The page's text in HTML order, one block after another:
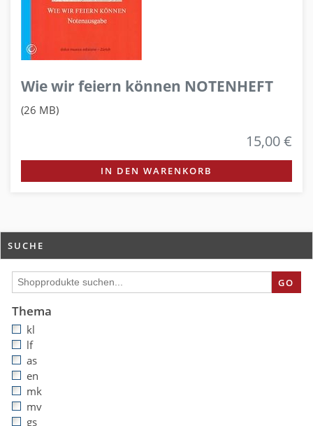
Wie wir feiern können NOTENHEFT
(26 MB)
15,00 €
IN DEN WARENKORB
SUCHE
GO
Thema
kl
lf
as
en
mk
mv
gs